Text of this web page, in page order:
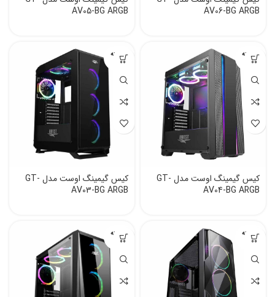
AV06-BG ARGB
AV05-BG ARGB
فروخته
شده
کیس گیمینگ اوست مدل GT-
AV04-BG ARGB
فروخته
شده
کیس گیمینگ اوست مدل GT-
AV03-BG ARGB
فروخته
شده
فروخته
شده